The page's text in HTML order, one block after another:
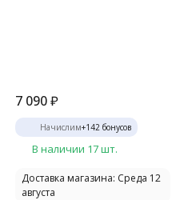
7 090₽
Начислим+142 бонусов
В наличии 17 шт.
Доставка магазина: Среда 12
августа